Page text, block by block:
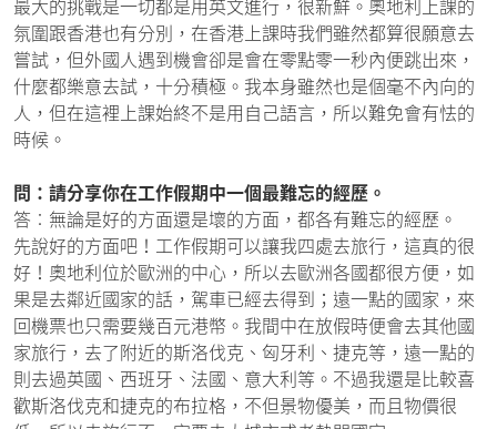
最大的挑戰是一切都是用英文進行，很新鮮。奧地利上課的
氛圍跟香港也有分別，在香港上課時我們雖然都算很願意去
嘗試，但外國人遇到機會卻是會在零點零一秒內便跳出來，
什麼都樂意去試，十分積極。我本身雖然也是個毫不內向的
人，但在這裡上課始終不是用自己語言，所以難免會有怯的
時候。
問：請分享你在工作假期中一個最難忘的經歷。
答︰無論是好的方面還是壞的方面，都各有難忘的經歷。
先說好的方面吧！工作假期可以讓我四處去旅行，這真的很
好！奧地利位於歐洲的中心，所以去歐洲各國都很方便，如
果是去鄰近國家的話，駕車已經去得到；遠一點的國家，來
回機票也只需要幾百元港幣。我間中在放假時便會去其他國
家旅行，去了附近的斯洛伐克、匈牙利、捷克等，遠一點的
則去過英國、西班牙、法國、意大利等。不過我還是比較喜
歡斯洛伐克和捷克的布拉格，不但景物優美，而且物價很